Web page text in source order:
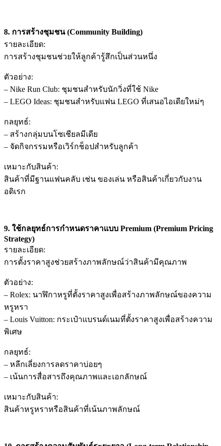
8. การสร้างชุมชน (Community Building)
รายละเอียด:
การสร้างชุมชนช่วยให้ลูกค้ารู้สึกเป็นส่วนหนึ่ง
ตัวอย่าง:
– Nike Run Club: ชุมชนสำหรับนักวิ่งที่ใช้ Nike
– LEGO Ideas: ชุมชนสำหรับแฟน LEGO ที่เสนอไอเดียใหม่ๆ
กลยุทธ์:
– สร้างกลุ่มบนโซเชียลมีเดีย
– จัดกิจกรรมหรือเวิร์กช็อปสำหรับลูกค้า
เหมาะกับสินค้า:
สินค้าที่มีฐานแฟนคลับ เช่น ของเล่น หรือสินค้าเกี่ยวกับงาน
อดิเรก
9. ใช้กลยุทธ์การกำหนดราคาแบบ Premium (Premium Pricing
Strategy)
รายละเอียด:
การตั้งราคาสูงช่วยสร้างภาพลักษณ์ว่าสินค้ามีคุณภาพ
ตัวอย่าง:
– Rolex: นาฬิกาหรูที่ตั้งราคาสูงเพื่อสร้างภาพลักษณ์ของความ
หรูหรา
– Louis Vuitton: กระเป๋าแบรนด์เนมที่ตั้งราคาสูงเพื่อสร้างความ
พิเศษ
กลยุทธ์:
– หลีกเลี่ยงการลดราคาบ่อยๆ
– เน้นการสื่อสารถึงคุณภาพและเอกลักษณ์
เหมาะกับสินค้า:
สินค้าหรูหราหรือสินค้าที่เน้นภาพลักษณ์